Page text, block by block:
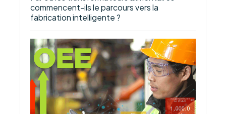
commencent-ils le parcours vers la
fabrication intelligente ?